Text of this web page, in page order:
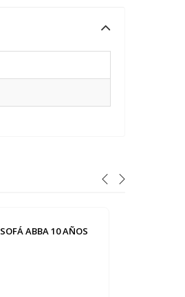
SOFÁ ABBA 10 AÑOS